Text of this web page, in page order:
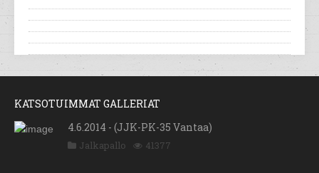
KATSOTUIMMAT GALLERIAT
4.6.2014 - (JJK-PK-35 Vantaa)
Jalkapallo 41377